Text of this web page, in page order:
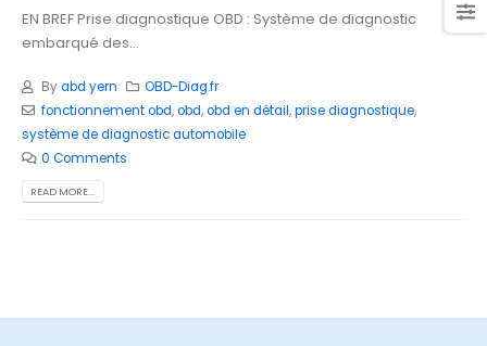
EN BREF Prise diagnostique OBD : Système de diagnostic
embarqué des...
Byabd yern
OBD-Diag.fr
fonctionnement obd,obd,obd en détail,prise diagnostique,
système de diagnostic automobile
0 Comments
READ MORE...